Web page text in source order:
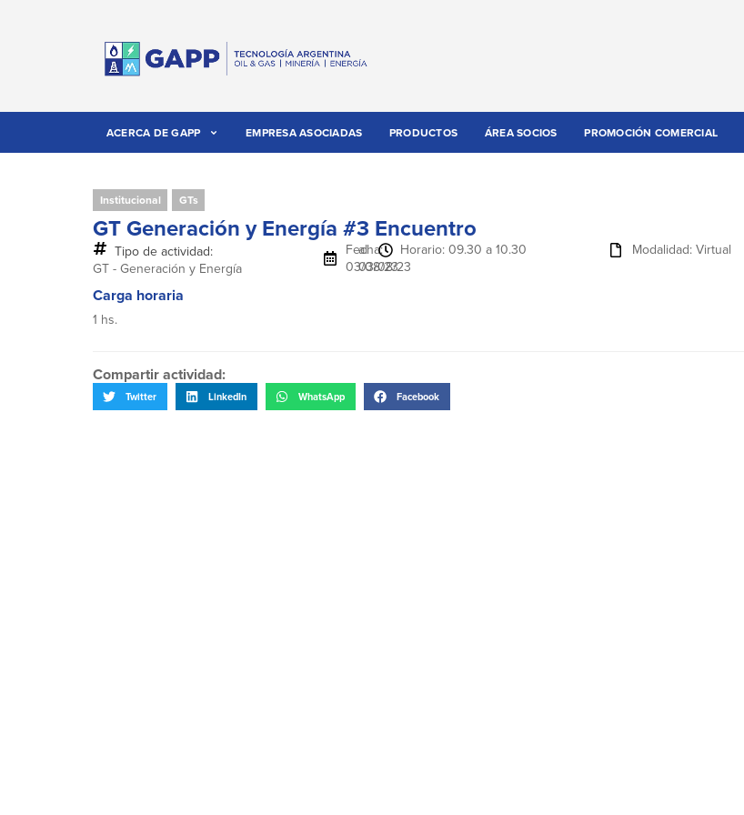
ACERCA DE GAPP EMPRESA ASOCIADAS PRODUCTOS ÁREA SOCIOS PROMOCIÓN COMERCIAL
Institucional GTs
GT Generación y Energía #3 Encuentro
Tipo de actividad:
GT - Generación y Energía
Fecha:
03/08/23
al
03/08/23
Horario: 09.30 a 10.30 Modalidad: Virtual
Carga horaria
1 hs.
Compartir actividad:
Twitter LinkedIn WhatsApp Facebook